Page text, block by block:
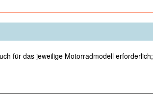
für das jeweilige Motorradmodell erforderlich;